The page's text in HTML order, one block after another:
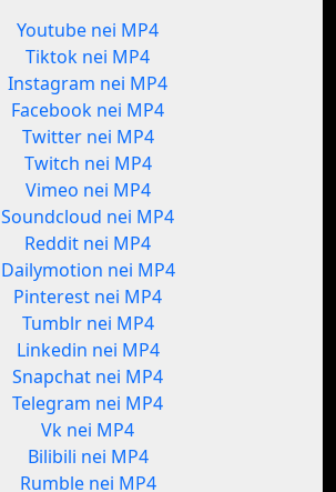
Youtube nei MP4
Tiktok nei MP4
Instagram nei MP4
Facebook nei MP4
Twitter nei MP4
Twitch nei MP4
Vimeo nei MP4
Soundcloud nei MP4
Reddit nei MP4
Dailymotion nei MP4
Pinterest nei MP4
Tumblr nei MP4
Linkedin nei MP4
Snapchat nei MP4
Telegram nei MP4
Vk nei MP4
Bilibili nei MP4
Rumble nei MP4